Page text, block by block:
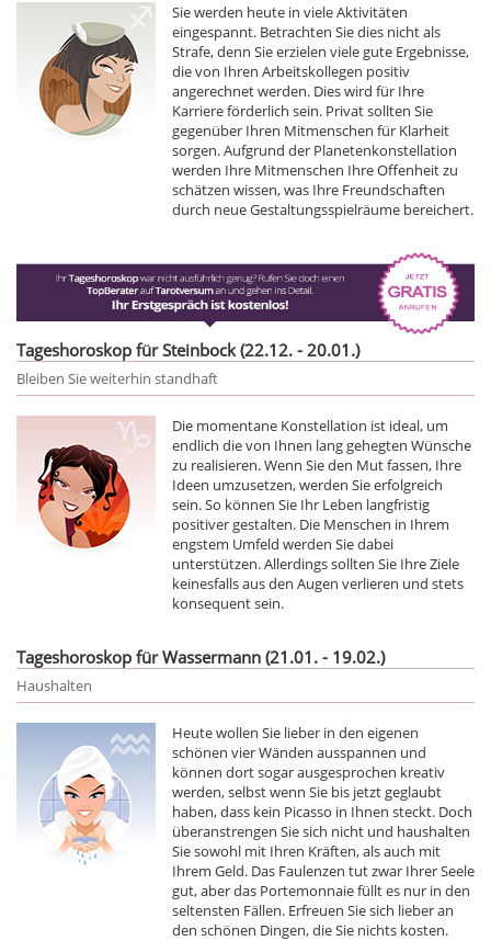
Sie werden heute in viele Aktivitäten
eingespannt. Betrachten Sie dies nicht als
Strafe, denn Sie erzielen viele gute Ergebnisse,
die von Ihren Arbeitskollegen positiv
angerechnet werden. Dies wird für Ihre
Karriere förderlich sein. Privat sollten Sie
gegenüber Ihren Mitmenschen für Klarheit
sorgen. Aufgrund der Planetenkonstellation
werden Ihre Mitmenschen Ihre Offenheit zu
schätzen wissen, was Ihre Freundschaften
durch neue Gestaltungsspielräume bereichert.
Tageshoroskop für Steinbock (22.12. - 20.01.)
Bleiben Sie weiterhin standhaft
Die momentane Konstellation ist ideal, um
endlich die von Ihnen lang gehegten Wünsche
zu realisieren. Wenn Sie den Mut fassen, Ihre
Ideen umzusetzen, werden Sie erfolgreich
sein. So können Sie Ihr Leben langfristig
positiver gestalten. Die Menschen in Ihrem
engstem Umfeld werden Sie dabei
unterstützen. Allerdings sollten Sie Ihre Ziele
keinesfalls aus den Augen verlieren und stets
konsequent sein.
Tageshoroskop für Wassermann (21.01. - 19.02.)
Haushalten
Heute wollen Sie lieber in den eigenen
schönen vier Wänden ausspannen und
können dort sogar ausgesprochen kreativ
werden, selbst wenn Sie bis jetzt geglaubt
haben, dass kein Picasso in Ihnen steckt. Doch
überanstrengen Sie sich nicht und haushalten
Sie sowohl mit Ihren Kräften, als auch mit
Ihrem Geld. Das Faulenzen tut zwar Ihrer Seele
gut, aber das Portemonnaie füllt es nur in den
seltensten Fällen. Erfreuen Sie sich lieber an
den schönen Dingen, die Sie nichts kosten.